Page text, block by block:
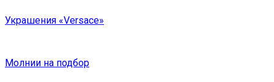
Украшения «Versace»
Молнии на подбор